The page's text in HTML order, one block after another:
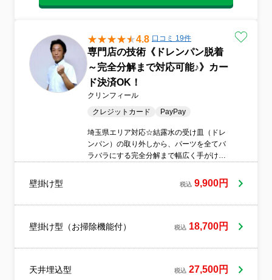
ングを、ぜひ一度ご体感ください。私ども
のクオリティ向上に日々誠実に取り組んで
おります。当日はタバコを吸わない非喫煙
者のスタッフが訪問いたします。また、万
が一に備えて損害賠償責任保険にも加入し
ております。
4.8 口コミ 19件
専門店の技術《ドレンパン脱着
～完全分解まで対応可能♪》カー
ド決済OK！
クリンフィール
クレジットカード
PayPay
埼玉県エリア対応☆結露水の受け皿（ドレ
ンパン）の取り外しから、パーツを全てバ
ラバラにする完全分解まで幅広く手がける
ル」です！稼働頻度やお部屋の設置環境に
よって一台ごとに異なるエアコンのコンデ
な基本清掃はもちろんのこと、一歩踏み込
てお任せください。私たちは心のこもった
き、「ご利用者様の喜び」を最優先に考
壁掛け型 税込 9,900円
壁掛け型（お掃除機能付） 税込 18,700円
天井埋込型 税込 27,500円